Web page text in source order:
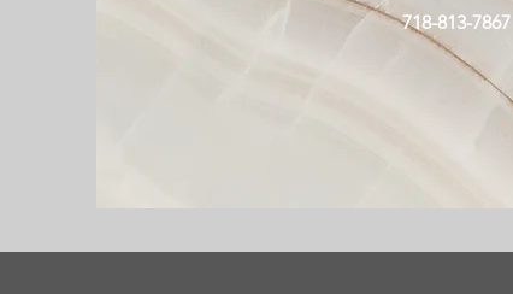
718-813-7867